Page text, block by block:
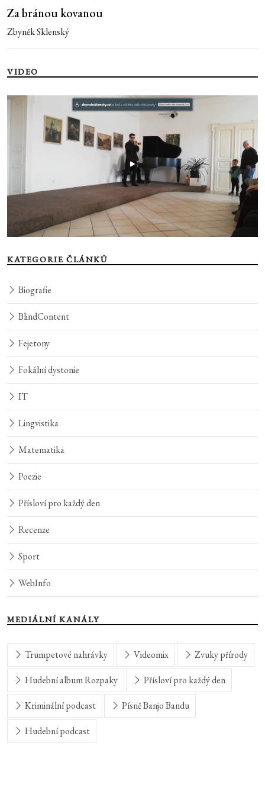
Za bránou kovanou
Zbyněk Sklenský
VIDEO
KATEGORIE ČLÁNKŮ
Biografie
BlindContent
Fejetony
Fokální dystonie
IT
Lingvistika
Matematika
Poezie
Přísloví pro každý den
Recenze
Sport
WebInfo
MEDIÁLNÍ KANÁLY
Trumpetové nahrávky Videomix Zvuky přírody
Hudební album Rozpaky Přísloví pro každý den
Kriminální podcast Písně Banjo Bandu
Hudební podcast